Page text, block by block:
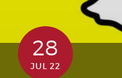
28
JUL 22